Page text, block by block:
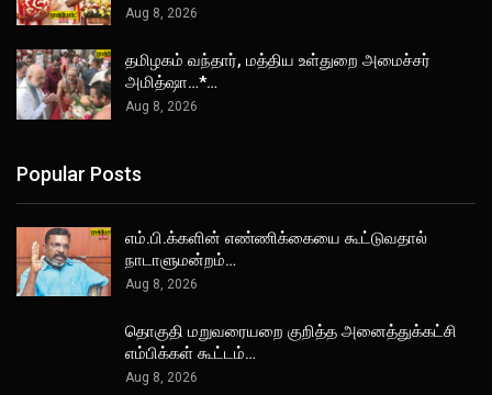
Aug 8, 2026
தமிழகம் வந்தார், மத்திய உள்துறை அமைச்சர்
அமித்ஷா…*…
Aug 8, 2026
Popular Posts
எம்.பி.க்களின் எண்ணிக்கையை கூட்டுவதால்
நாடாளுமன்றம்…
Aug 8, 2026
தொகுதி மறுவரையறை குறித்த அனைத்துக்கட்சி
எம்பிக்கள் கூட்டம்…
Aug 8, 2026